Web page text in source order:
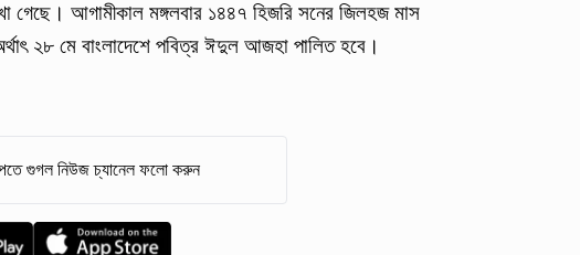
গেছে। আগামীকাল মঙ্গলবার ১৪৪৭ হিজরি সনের জিলহজ মাস
২৮ মে বাংলাদেশে পবিত্র ঈদুল আজহা পালিত হবে।
গুগল নিউজ চ্যানেল ফলো করুন